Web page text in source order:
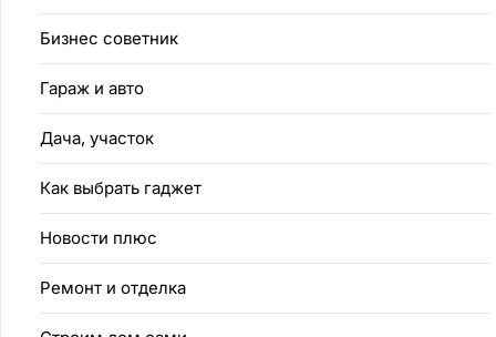
Бизнес советник
Гараж и авто
Дача, участок
Как выбрать гаджет
Новости плюс
Ремонт и отделка